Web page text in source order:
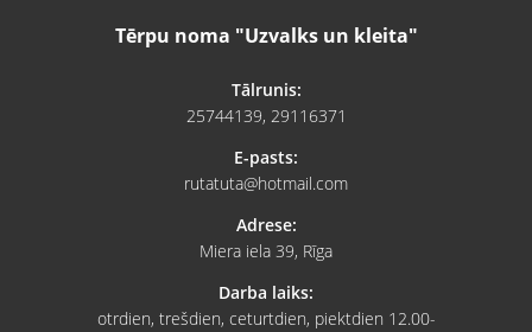
Tērpu noma "Uzvalks un kleita"
Tālrunis:
25744139, 29116371
E-pasts:
rutatuta@hotmail.com
Adrese:
Miera iela 39, Rīga
Darba laiks:
otrdien, trešdien, ceturtdien, piektdien 12.00-